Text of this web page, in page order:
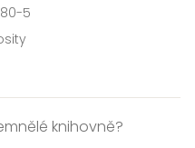
5
knihovně?